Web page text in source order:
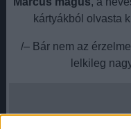
kártyákból olvasta
/– Bár nem az
lelkileg